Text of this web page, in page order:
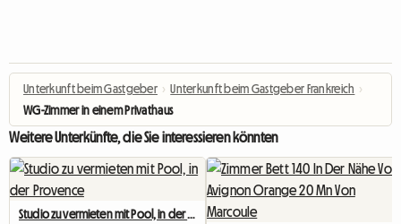
Unterkunft beim Gastgeber › Unterkunft beim Gastgeber Frankreich ›
WG-Zimmer in einem Privathaus
Weitere Unterkünfte, die Sie interessieren könnten
Studio zu vermieten mit Pool, in der Provence